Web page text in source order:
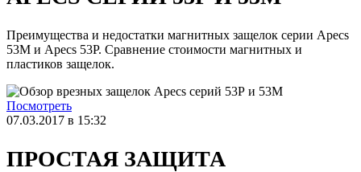
Преимущества и недостатки магнитных защелок серии Apecs
53М и Apecs 53Р. Сравнение стоимости магнитных и
пластиков защелок.
Посмотреть
07.03.2017 в 15:32
ПРОСТАЯ ЗАЩИТА